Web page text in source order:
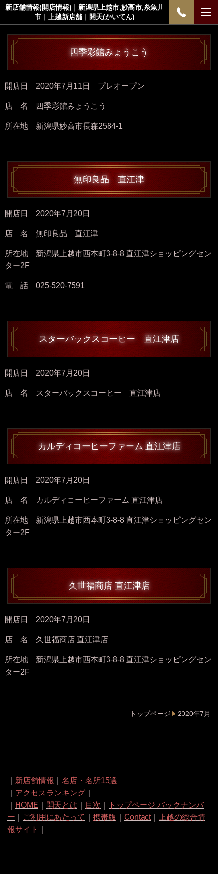
新店舗情報(開店情報)｜新潟県上越市,妙高市,糸魚川
市｜上越新店舗｜開天(かいてん)
四季彩館みょうこう
開店日 2020年7月11日 プレオープン
店 名 四季彩館みょうこう
所在地 新潟県妙高市長森2584-1
無印良品 直江津
開店日 2020年7月20日
店 名 無印良品 直江津
所在地 新潟県上越市西本町3-8-8 直江津ショッピングセン
ター2F
電 話 025-520-7591
スターバックスコーヒー 直江津店
開店日 2020年7月20日
店 名 スターバックスコーヒー 直江津店
カルディコーヒーファーム 直江津店
開店日 2020年7月20日
店 名 カルディコーヒーファーム 直江津店
所在地 新潟県上越市西本町3-8-8 直江津ショッピングセン
ター2F
久世福商店 直江津店
開店日 2020年7月20日
店 名 久世福商店 直江津店
所在地 新潟県上越市西本町3-8-8 直江津ショッピングセン
ター2F
トップページ 2020年7月
新店舗情報
名店・名所15選
アクセスランキング
HOME 開天とは 目次
トップページ バックナンバ
ー
ご利用にあたって 携帯版 Contact｜
上越の総合情
報サイト